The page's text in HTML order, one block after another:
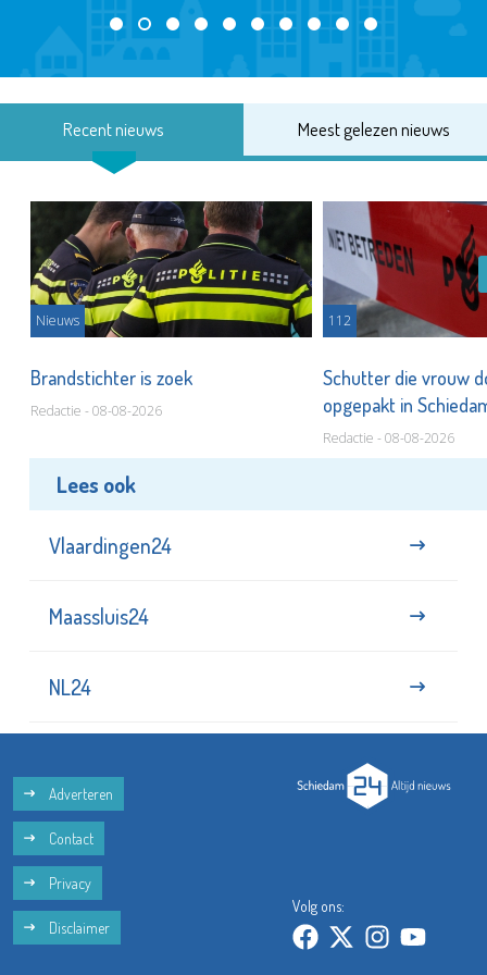
Recent nieuws Meest gelezen nieuws
Nieuws
Brandstichter is zoek
Redactie - 08-08-2026
112
Schutter die vrouw
opgepakt in
Redactie - 08-08-2026
Lees ook
Vlaardingen24
Maassluis24
NL24
Adverteren
Contact
Privacy
Disclaimer
Volg ons: